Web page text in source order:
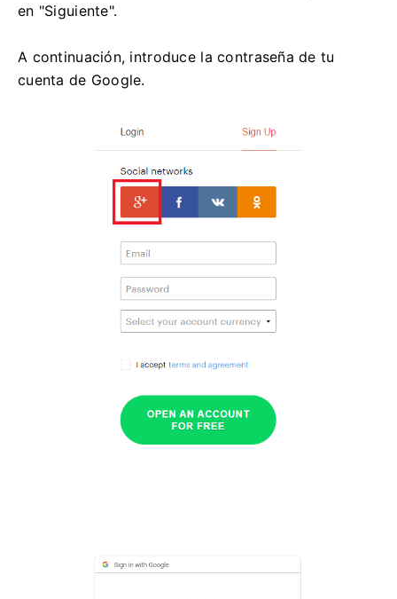
en "Siguiente".
A continuación, introduce la contraseña de tu
cuenta de Google.